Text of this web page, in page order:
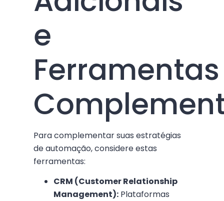
e
Ferramentas
Para complementar suas estratégias
de automação, considere estas
ferramentas:
CRM (Customer Relationship
Management): Plataformas